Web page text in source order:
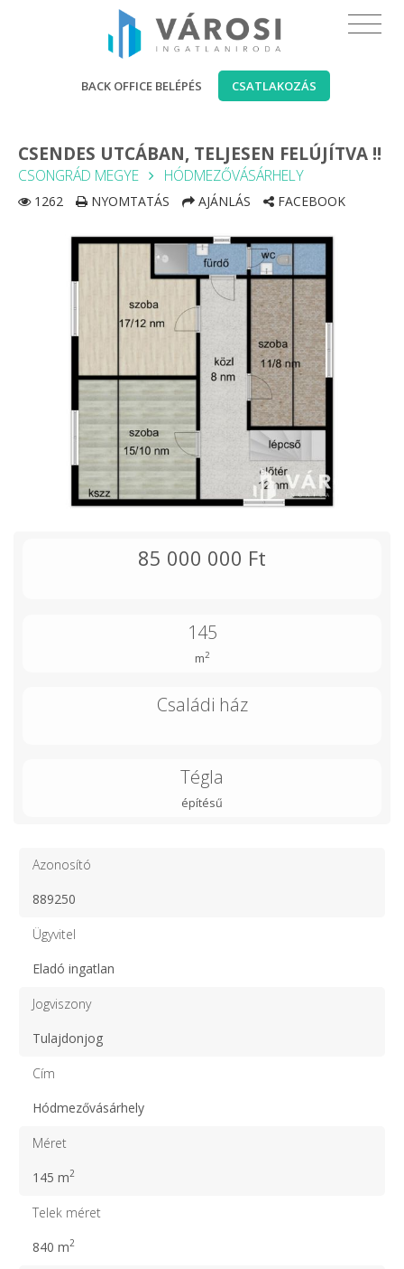
BACK OFFICE BELÉPÉS CSATLAKOZÁS
CSENDES UTCÁBAN, TELJESEN FELÚJÍTVA !!
CSONGRÁD MEGYE HÓDMEZŐVÁSÁRHELY
1262 NYOMTATÁS AJÁNLÁS FACEBOOK
85 000 000 Ft
145
m2
Családi ház
Tégla
építésű
Azonosító
889250
Ügyvitel
Eladó ingatlan
Jogviszony
Tulajdonjog
Cím
Hódmezővásárhely
Méret
145 m2
Telek méret
840 m2